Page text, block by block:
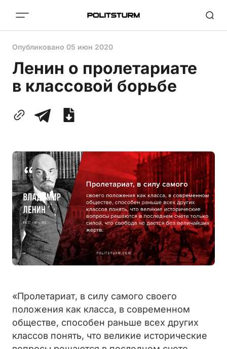
Опубликовано 05 июн 2020
Ленин о пролетариате
в классовой борьбе
«Пролетариат, в силу самого своего
положения как класса, в современном
обществе, способен раньше всех других
классов понять, что великие исторические